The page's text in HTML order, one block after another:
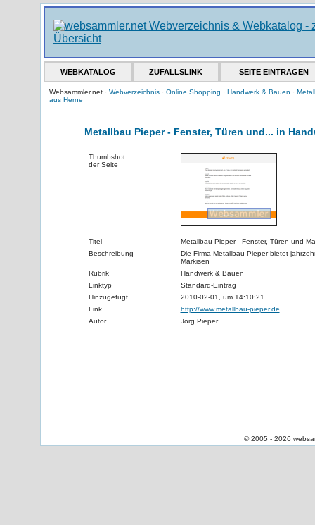
WEBKATALOG ZUFALLSLINK SEITE EINTRAGEN
Websammler.net · Webverzeichnis· Online Shopping · Handwerk & Bauen ·
aus Herne
Metallbau Pieper - Fenster, Türen und... in
Thumbshot
der Seite
Titel
Metallbau Pieper - Fenster, Türen und
Beschreibung
Die Firma Metallbau Pieper bietet
Markisen
Rubrik
Handwerk & Bauen
Linktyp
Standard-Eintrag
Hinzugefügt
2010-02-01, um 14:10:21
Link
http://www.metallbau-pieper.de
Autor
Jörg Pieper
© 2005 - 2026